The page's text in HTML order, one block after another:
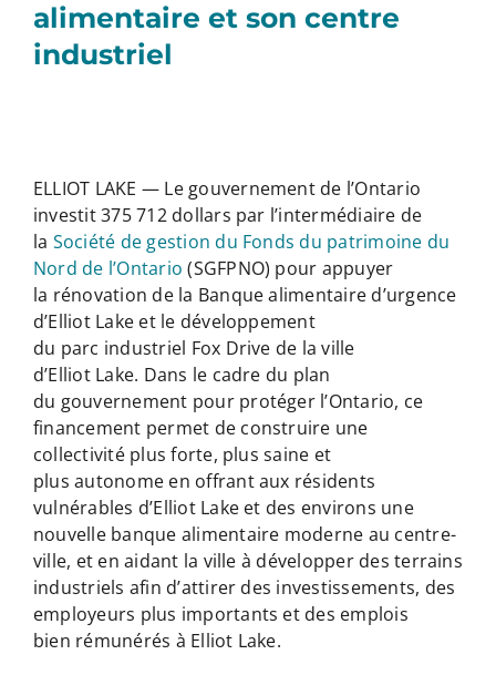
alimentaire et son centre
industriel
ELLIOT LAKE — Le gouvernement de l’Ontario
investit 375 712 dollars par l’intermédiaire de
la Société de gestion du Fonds du patrimoine du
Nord de l’Ontario (SGFPNO) pour appuyer
la rénovation de la Banque alimentaire d’urgence
d’Elliot Lake et le développement
du parc industriel Fox Drive de la ville
d’Elliot Lake. Dans le cadre du plan
du gouvernement pour protéger l’Ontario, ce
financement permet de construire une
collectivité plus forte, plus saine et
plus autonome en offrant aux résidents
vulnérables d’Elliot Lake et des environs une
nouvelle banque alimentaire moderne au centre-
ville, et en aidant la ville à développer des terrains
industriels afin d’attirer des investissements, des
employeurs plus importants et des emplois
bien rémunérés à Elliot Lake.